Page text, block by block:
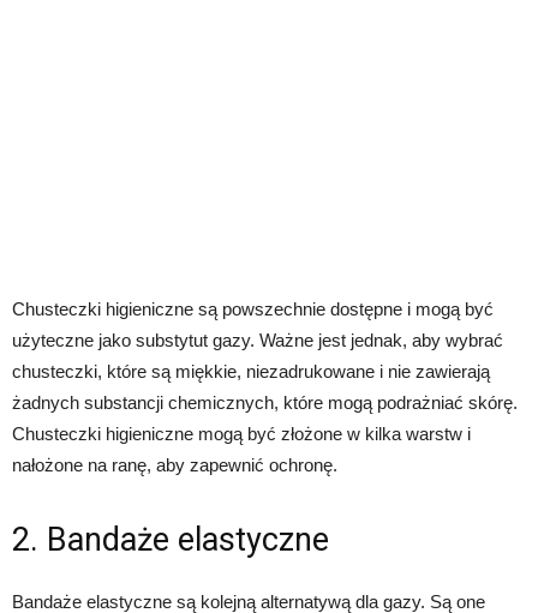
Chusteczki higieniczne są powszechnie dostępne i mogą być
użyteczne jako substytut gazy. Ważne jest jednak, aby wybrać
chusteczki, które są miękkie, niezadrukowane i nie zawierają
żadnych substancji chemicznych, które mogą podrażniać skórę.
Chusteczki higieniczne mogą być złożone w kilka warstw i
nałożone na ranę, aby zapewnić ochronę.
2. Bandaże elastyczne
Bandaże elastyczne są kolejną alternatywą dla gazy. Są one